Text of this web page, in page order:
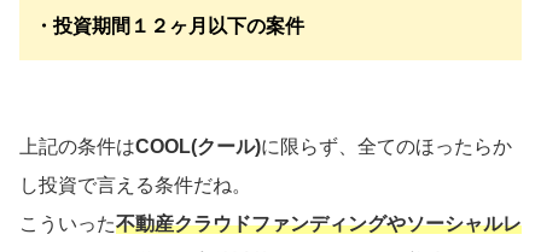
・投資期間１２ヶ月以下の案件
上記の条件はCOOL(クール)に限らず、全てのほったらか
し投資で言える条件だね。
こういった不動産クラウドファンディングやソーシャルレ